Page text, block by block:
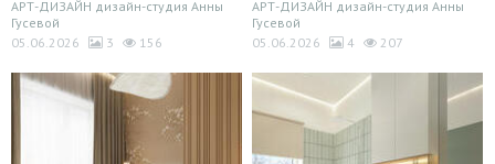
АРТ-ДИЗАЙН дизайн-студия Анны
Гусевой
05.06.2026
3 156
АРТ-ДИЗАЙН дизайн-студия Анны
Гусевой
05.06.2026
4 207